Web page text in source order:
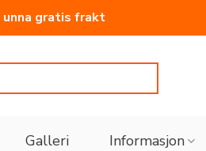
unna gratis frakt
Galleri Informasjon